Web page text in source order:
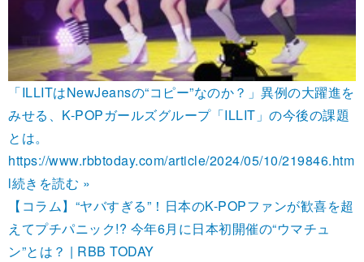
「ILLITはNewJeansの“コピー”なのか？」異例の大躍進を
みせる、K-POPガールズグループ「ILLIT」の今後の課題
とは。
https://www.rbbtoday.com/article/2024/05/10/219846.htm
l続きを読む »
【コラム】“ヤバすぎる”！日本のK-POPファンが歓喜を超
えてプチパニック!? 今年6月に日本初開催の“ウマチュ
ン”とは？ | RBB TODAY